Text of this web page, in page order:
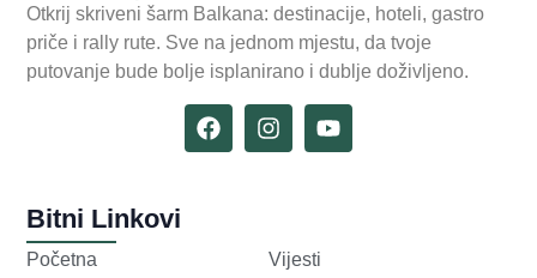
Otkrij skriveni šarm Balkana: destinacije, hoteli, gastro
priče i rally rute. Sve na jednom mjestu, da tvoje
putovanje bude bolje isplanirano i dublje doživljeno.
Bitni Linkovi
Početna Vijesti